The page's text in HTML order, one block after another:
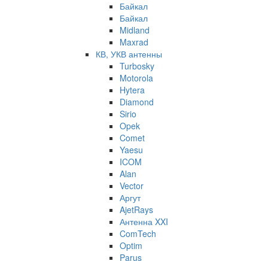
Байкал
Байкал
Midland
Maxrad
КВ, УКВ антенны
Turbosky
Motorola
Hytera
Diamond
Sirio
Opek
Comet
Yaesu
ICOM
Alan
Vector
Аргут
AjetRays
Антенна XXI
ComTech
Optim
Parus